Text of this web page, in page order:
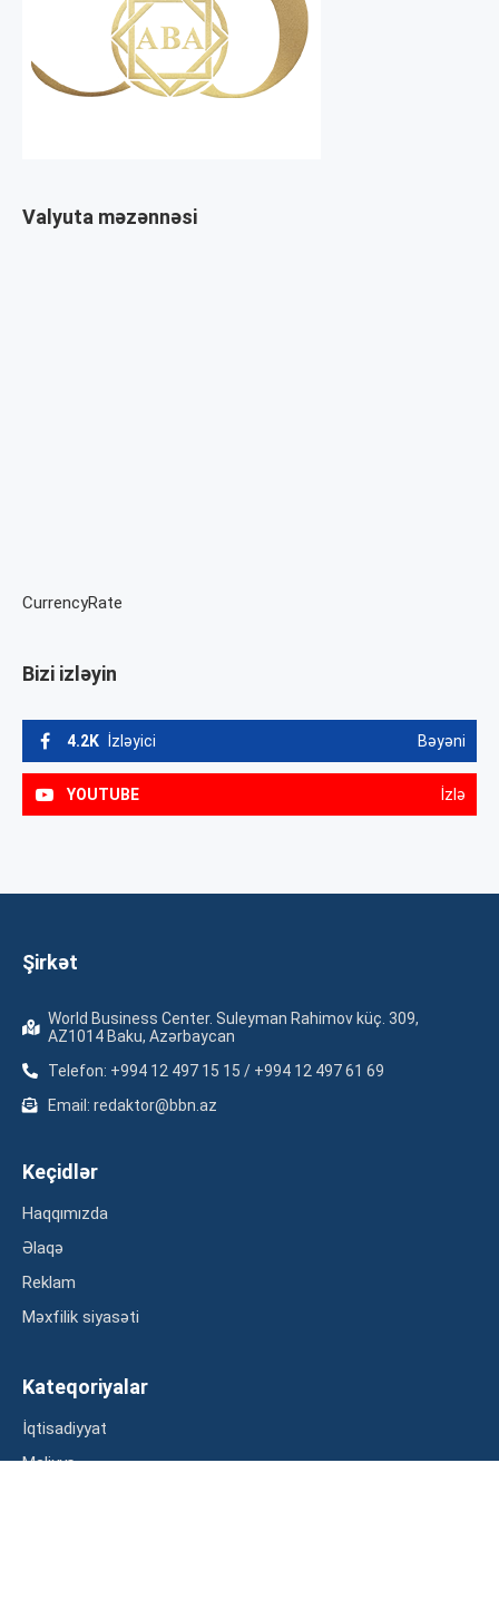
Valyuta məzənnəsi
CurrencyRate
Bizi izləyin
4.2K İzləyici Bəyəni
YOUTUBE İzlə
Şirkət
World Business Center. Suleyman Rahimov küç. 309,
AZ1014 Baku, Azərbaycan
Telefon: +994 12 497 15 15 / +994 12 497 61 69
Email: redaktor@bbn.az
Keçidlər
Haqqımızda
Əlaqə
Reklam
Məxfilik siyasəti
Kateqoriyalar
İqtisadiyyat
Maliyyə